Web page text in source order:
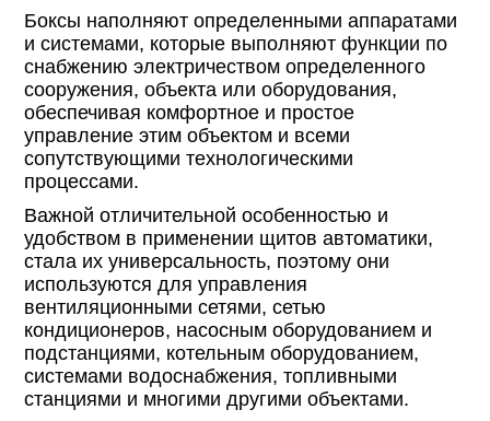
Боксы наполняют определенными аппаратами
и системами, которые выполняют функции по
снабжению электричеством определенного
сооружения, объекта или оборудования,
обеспечивая комфортное и простое
управление этим объектом и всеми
сопутствующими технологическими
процессами.
Важной отличительной особенностью и
удобством в применении щитов автоматики,
стала их универсальность, поэтому они
используются для управления
вентиляционными сетями, сетью
кондиционеров, насосным оборудованием и
подстанциями, котельным оборудованием,
системами водоснабжения, топливными
станциями и многими другими объектами.